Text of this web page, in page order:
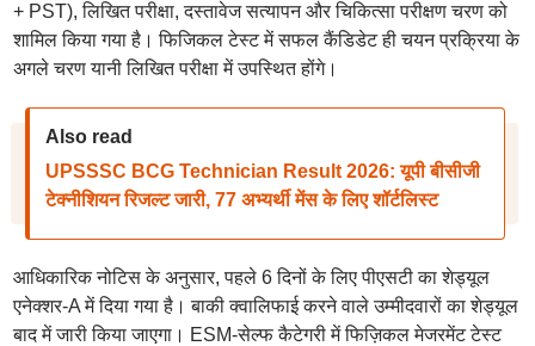
+ PST), लिखित परीक्षा, दस्तावेज सत्यापन और चिकित्सा परीक्षण चरण को
शामिल किया गया है। फिजिकल टेस्ट में सफल कैंडिडेट ही चयन प्रक्रिया के
अगले चरण यानी लिखित परीक्षा में उपस्थित होंगे।
Also read
UPSSSC BCG Technician Result 2026: यूपी बीसीजी
टेक्नीशियन रिजल्ट जारी, 77 अभ्यर्थी मेंस के लिए शॉर्टलिस्ट
आधिकारिक नोटिस के अनुसार, पहले 6 दिनों के लिए पीएसटी का शेड्यूल
एनेक्शर-A में दिया गया है। बाकी क्वालिफाई करने वाले उम्मीदवारों का शेड्यूल
बाद में जारी किया जाएगा। ESM-सेल्फ कैटेगरी में फिज़िकल मेजरमेंट टेस्ट